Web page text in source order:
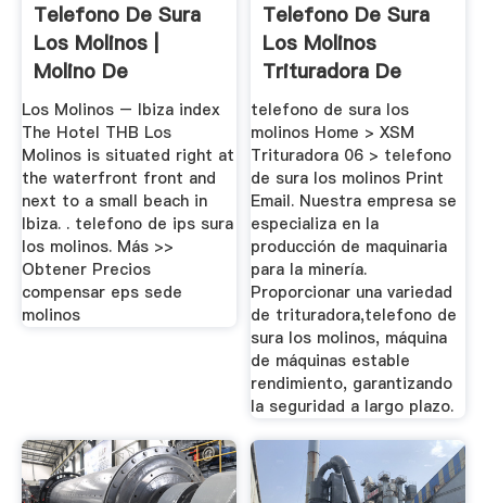
Telefono De Sura
Los Molinos |
Molino De
Bolas,Barita ...
Los Molinos – Ibiza index
The Hotel THB Los
Molinos is situated right at
the waterfront front and
next to a small beach in
Ibiza. . telefono de ips sura
los molinos. Más >>
Obtener Precios
compensar eps sede
molinos
Telefono De Sura
Los Molinos
Trituradora De
Precio ...
telefono de sura los
molinos Home > XSM
Trituradora 06 > telefono
de sura los molinos Print
Email. Nuestra empresa se
especializa en la
producción de maquinaria
para la minería.
Proporcionar una variedad
de trituradora,telefono de
sura los molinos, máquina
de máquinas estable
rendimiento, garantizando
la seguridad a largo plazo.